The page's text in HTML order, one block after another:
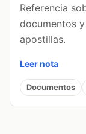
Referencia
documentos
apostillas.
Leer nota
Documentos